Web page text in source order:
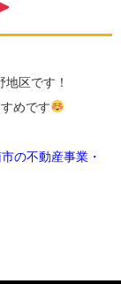
区です！
めです
の不動産事業・